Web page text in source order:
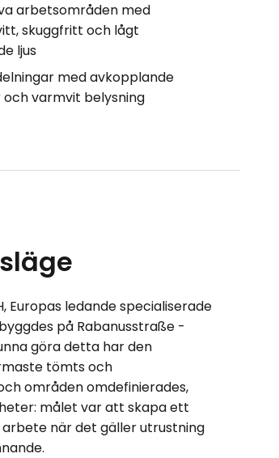
arbetsområden med
skuggfritt och lågt
ljus
med avkopplande
varmvit belysning
ledande specialiserade
på Rabanusstraße -
göra detta har den
tömts och
områden omdefinierades,
målet var att skapa ett
när det gäller utrustning